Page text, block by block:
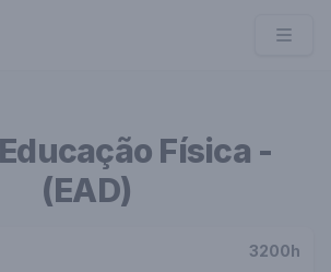
Física -
(EAD)
3200h